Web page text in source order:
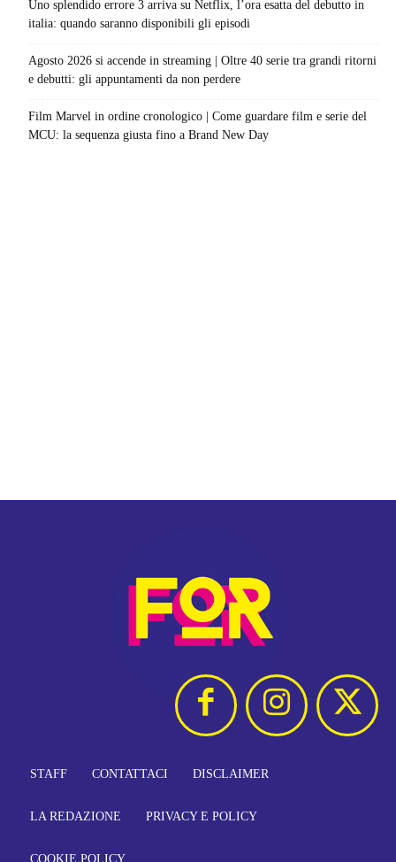
Uno splendido errore 3 arriva su Netflix, l’ora esatta del debutto in
italia: quando saranno disponibili gli episodi
Agosto 2026 si accende in streaming | Oltre 40 serie tra grandi ritorni
e debutti: gli appuntamenti da non perdere
Film Marvel in ordine cronologico | Come guardare film e serie del
MCU: la sequenza giusta fino a Brand New Day
STAFF CONTATTACI DISCLAIMER
LA REDAZIONE PRIVACY E POLICY
COOKIE POLICY